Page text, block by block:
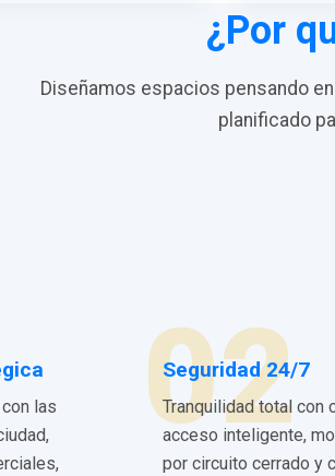
¿Por
Diseñamos espacios pensando
planificado
las
02
Seguridad 24/7
Tranquilidad total con
acceso inteligente,
por circuito cerrado y